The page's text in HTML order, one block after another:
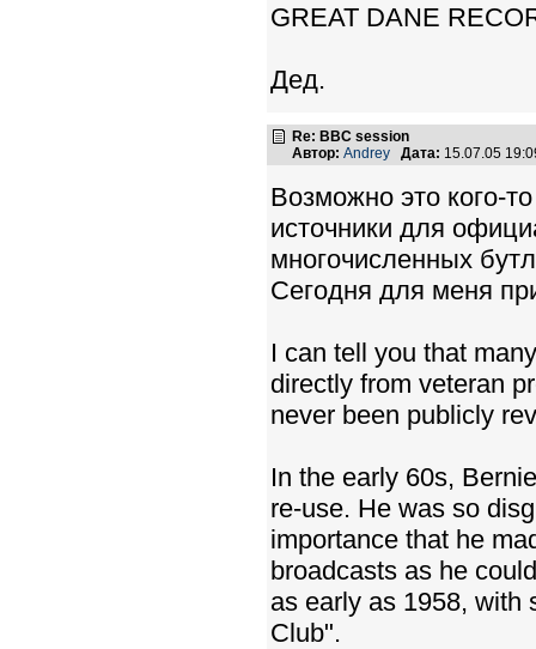
GREAT DANE
Дед.
Re: BBC session
Автор: Andrey Дата: 15.07.05
Возможно это кого-
источники для
многочисленных
Сегодня для меня
I can tell you that
directly from veteran
never been publicly
In the early 60s,
re-use. He was so
importance that he
broadcasts as he
as early as 1958, with
Club".